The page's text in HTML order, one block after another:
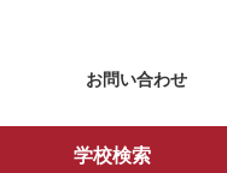
お問い合わせ
学校検索